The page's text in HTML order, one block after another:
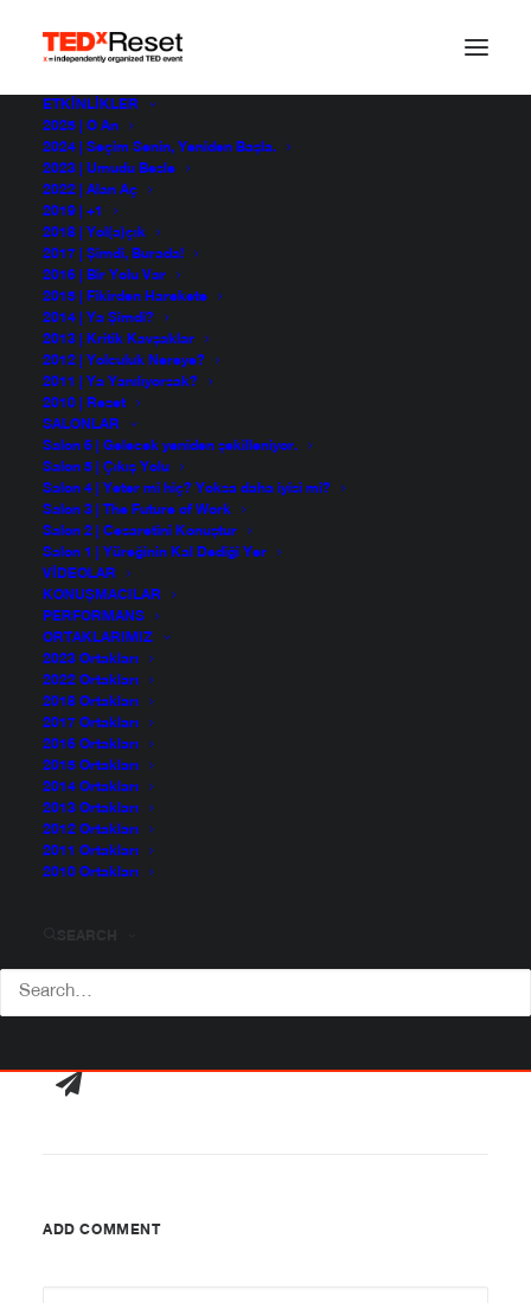
ETKINLIKLER
2025 | O An
2024 | Seçim Senin, Yeniden Başla.
2023 | Umudu Besle
2022 | Alan Aç
2019 | +1
2018 | Yol(a)çık
2017 | Şimdi, Burada!
2016 | Bir Yolu Var
2015 | Fikirden Harekete
2014 | Ya Şimdi?
2013 | Kritik Kavşaklar
2012 | Yolculuk Nereye?
2011 | Ya Yanılıyorsak?
2010 | Reset
SALONLAR
Salon 6 | Gelecek yeniden şekilleniyor.
Salon 5 | Çıkış Yolu
Salon 4 | Yeter mi hiç? Yoksa daha iyisi mi?
Salon 3 | The Future of Work
Salon 2 | Cesaretini Konuştur
Salon 1 | Yüreğinin Kal Dediği Yer
VIDEOLAR
KONUŞMACILAR
PERFORMANS
ORTAKLARIMIZ
2023 Ortakları
2022 Ortakları
2018 Ortakları
2017 Ortakları
2016 Ortakları
2015 Ortakları
2014 Ortakları
2013 Ortakları
2012 Ortakları
2011 Ortakları
2010 Ortakları
ADD COMMENT